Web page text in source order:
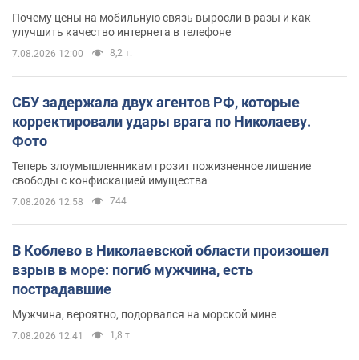
Почему цены на мобильную связь выросли в разы и как
улучшить качество интернета в телефоне
7.08.2026 12:00 8,2 т.
СБУ задержала двух агентов РФ, которые
корректировали удары врага по Николаеву.
Фото
Теперь злоумышленникам грозит пожизненное лишение
свободы с конфискацией имущества
7.08.2026 12:58 744
В Коблево в Николаевской области произошел
взрыв в море: погиб мужчина, есть
пострадавшие
Мужчина, вероятно, подорвался на морской мине
7.08.2026 12:41 1,8 т.